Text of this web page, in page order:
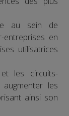
au sein de
entreprises en
utilisatrices
et les circuits-
les
ainsi son